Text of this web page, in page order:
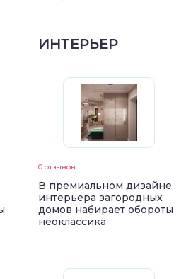
ИНТЕРЬЕР
0 отзывов
В премиальном дизайне
интерьера загородных
домов набирает обороты
неоклассика